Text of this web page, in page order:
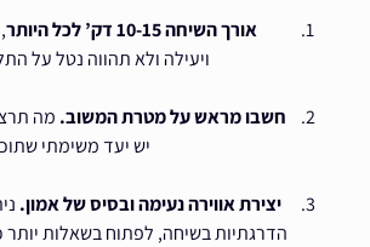
אורך השיחה 10-15 דק’ לכל היותר
ויעילה ולא תהווה נטל על
חשבו מראש על מטרת המשוב. מה
יש יעד משימתי
יצירת אווירה נעימה ובסיס של אמון.
הדרגתיות בשיחה, לפתוח בשאלות יותר